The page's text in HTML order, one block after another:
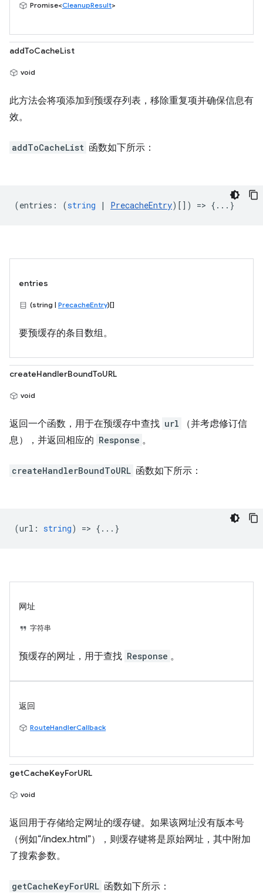
Promise<CleanupResult>
addToCacheList
void
此方法会将项添加到预缓存列表，移除重复项并确保信息有
效。
addToCacheList 函数如下所示：
(entries : (string | PrecacheEntry)[]) => {...}
entries
(string | PrecacheEntry)[]
要预缓存的条目数组。
createHandlerBoundToURL
void
返回一个函数，用于在预缓存中查找 url
（并考虑修订信
息），并返回相应的 Response 。
createHandlerBoundToURL 函数如下所示：
(url : string) => {...}
网址
字符串
预缓存的网址，用于查找 Response 。
返回
RouteHandlerCallback
getCacheKeyForURL
void
返回用于存储给定网址的缓存键。如果该网址没有版本号
（例如“/index.html”），则缓存键将是原始网址，其中附加
了搜索参数。
getCacheKeyForURL 函数如下所示：